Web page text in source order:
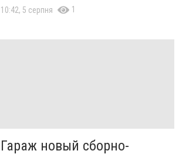
10:42, 5 серпня 1
Гараж новый сборно-